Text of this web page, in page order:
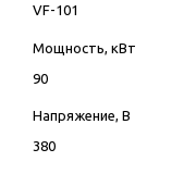
VF-101
Мощность, кВт
90
Напряжение, В
380